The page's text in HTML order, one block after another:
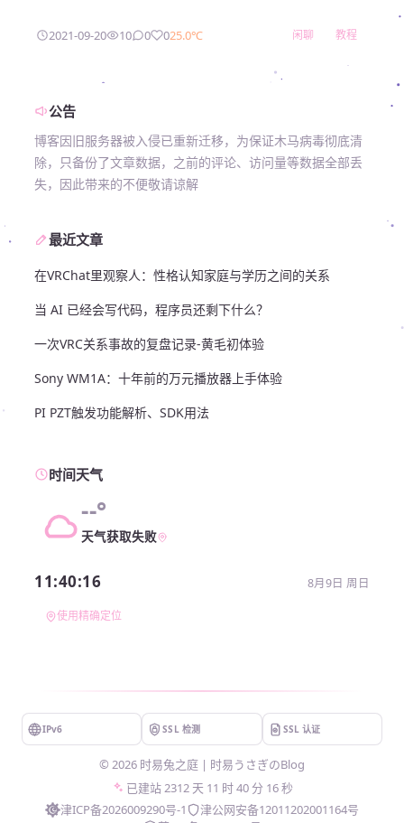
2021-09-20 10 0 025.0℃ 闲聊 教程
公告
博客因旧服务器被入侵已重新迁移，为保证木马病毒彻底清
除，只备份了文章数据，之前的评论、访问量等数据全部丢
失，因此带来的不便敬请谅解
最近文章
在VRChat里观察人：性格认知家庭与学历之间的关系
当 AI 已经会写代码，程序员还剩下什么？
一次VRC关系事故的复盘记录-黄毛初体验
Sony WM1A：十年前的万元播放器上手体验
PI PZT触发功能解析、SDK用法
时间天气
--°
天气获取失败
11:40:16 8月9日 周日
使用精确定位
IPv6 SSL 检测 SSL 认证
© 2026 时易兔之庭 | 时易うさぎのBlog
已建站2312 天 11 时 40 分 16 秒
津ICP备2026009290号-1
津公网安备12011202001164号